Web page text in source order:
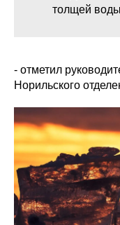
толщей
- отметил
Норильского